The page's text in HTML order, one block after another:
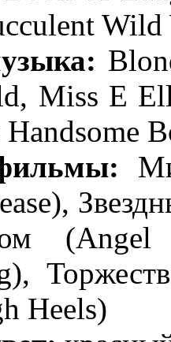
Miss E
Handsome
Heels)